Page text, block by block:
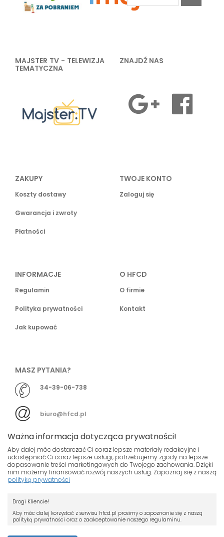
MAJSTER TV - TELEWIZJA
TEMATYCZNA
ZNAJDŹ NAS
ZAKUPY
Koszty dostawy
Gwarancja i zwroty
Płatności
TWOJE KONTO
Zaloguj się
INFORMACJE
Regulamin
Polityka prywatności
Jak kupować
O HFCD
O firmie
Kontakt
MASZ PYTANIA?
34-39-06-738
biuro@hfcd.pl
© HFCD - HF Centrum Dystrybucyjne- Wszelkie prawa
zapisywane na Twoim dysku zmień
ustawienia swojej przeglądarki.
Ważna informacja dotycząca prywatności!
Aby dalej móc dostarczać Ci coraz lepsze materiały redakcyjne i
udostępniać Ci coraz lepsze usługi, potrzebujemy zgody na lepsze
dopasowanie treści marketingowych do Twojego zachowania. Dzięki
nim możemy finansować rozwój naszych usług. Zapoznaj się z naszą
polityką prywatności
Drogi Kliencie!
Aby móc dalej korzystać z serwisu hfcd.pl prosimy o zapoznanie się z naszą
polityką prywatności oraz o zaakceptowanie naszego regulaminu.